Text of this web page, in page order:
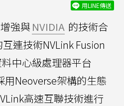
用LINE傳送
強與 NVIDIA 的技術合
連技術NVLink Fusion
中心級處理器平台
用Neoverse架構的生態
高速互聯技術進行